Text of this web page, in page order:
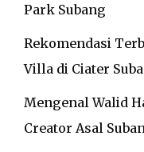
Park Subang
Rekomendasi
Villa di Ciater
Mengenal Walid
Creator Asal